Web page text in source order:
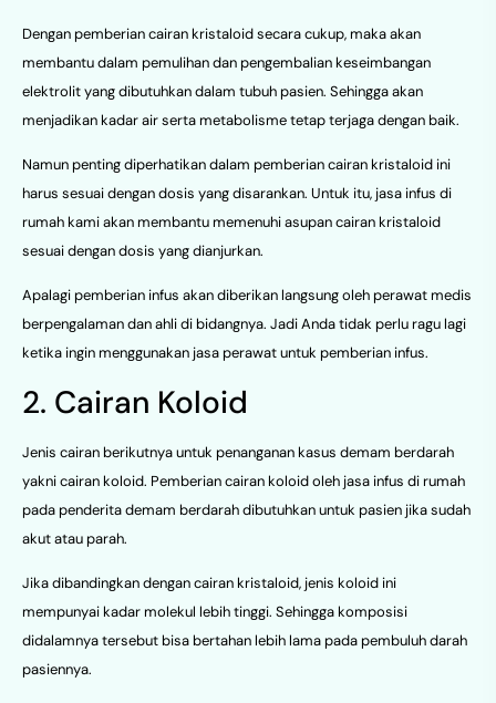
Dengan pemberian cairan kristaloid secara cukup, maka akan
membantu dalam pemulihan dan pengembalian keseimbangan
elektrolit yang dibutuhkan dalam tubuh pasien. Sehingga akan
menjadikan kadar air serta metabolisme tetap terjaga dengan baik.
Namun penting diperhatikan dalam pemberian cairan kristaloid ini
harus sesuai dengan dosis yang disarankan. Untuk itu, jasa infus di
rumah kami akan membantu memenuhi asupan cairan kristaloid
sesuai dengan dosis yang dianjurkan.
Apalagi pemberian infus akan diberikan langsung oleh perawat medis
berpengalaman dan ahli di bidangnya. Jadi Anda tidak perlu ragu lagi
ketika ingin menggunakan jasa perawat untuk pemberian infus.
2. Cairan Koloid
Jenis cairan berikutnya untuk penanganan kasus demam berdarah
yakni cairan koloid. Pemberian cairan koloid oleh jasa infus di rumah
pada penderita demam berdarah dibutuhkan untuk pasien jika sudah
akut atau parah.
Jika dibandingkan dengan cairan kristaloid, jenis koloid ini
mempunyai kadar molekul lebih tinggi. Sehingga komposisi
didalamnya tersebut bisa bertahan lebih lama pada pembuluh darah
pasiennya.